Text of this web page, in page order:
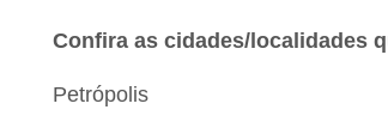
Confira as cidades/localidades
Petrópolis